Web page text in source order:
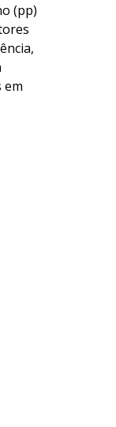
(pp)
em
uma